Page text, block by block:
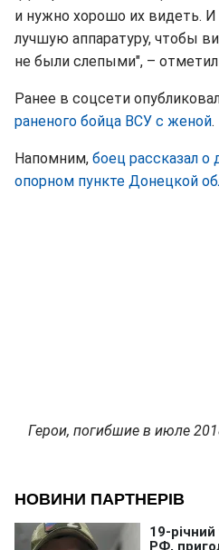
и нужно хорошо их видеть. И
лучшую аппаратуру, чтобы
не были слепыми", –
Ранее в соцсети
раненого бойца ВСУ с женой.
Напомним, боец рассказал о
опорном пункте Донецкой
Герои, погибшие в июле